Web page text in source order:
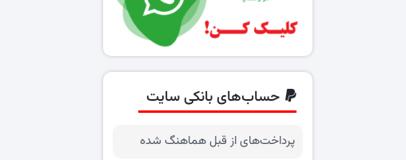
حساب‌های بانکی سایت
پرداخت‌های از قبل هماهنگ شده